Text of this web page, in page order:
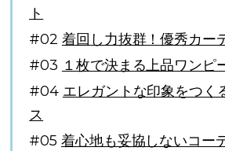
ト
#02 着回し力抜群！優秀カー
#03 １枚で決まる上品ワンピ
#04 エレガントな印象をつく
ス
#05 着心地も妥協しないコー